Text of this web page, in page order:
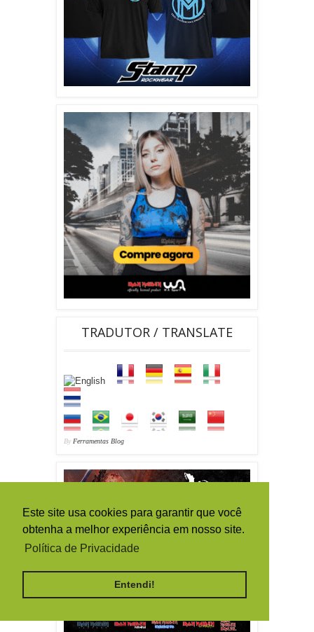
Este site usa cookies para garantir que você
obtenha a melhor experiência em nosso site.
Política de Privacidade
Entendi!
TRADUTOR / TRANSLATE
By Ferramentas Blog